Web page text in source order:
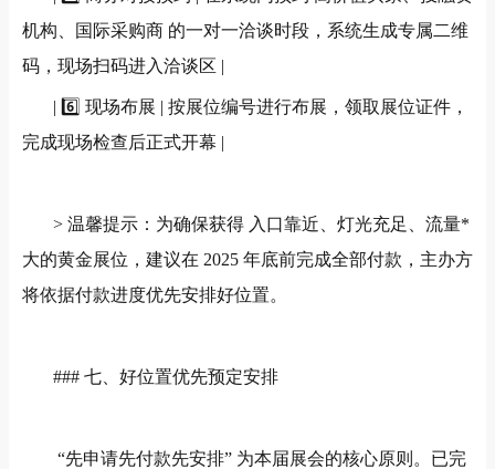
机构、国际采购商 的一对一洽谈时段，系统生成专属二维
码，现场扫码进入洽谈区 |
| 6️⃣ 现场布展 | 按展位编号进行布展，领取展位证件，
完成现场检查后正式开幕 |
> 温馨提示：为确保获得 入口靠近、灯光充足、流量*
大的黄金展位，建议在 2025 年底前完成全部付款，主办方
将依据付款进度优先安排好位置。
### 七、好位置优先预定安排
“先申请先付款先安排” 为本届展会的核心原则。已完